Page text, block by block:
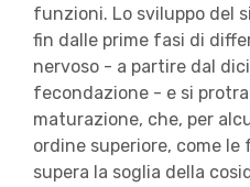
funzioni. Lo sviluppo del
fin dalle prime fasi di
nervoso - a partire dal
fecondazione - e si
maturazione, che, per
ordine superiore, come
supera la soglia della